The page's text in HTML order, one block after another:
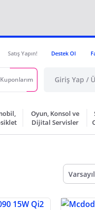
Satış Yapın! Destek Ol
Kuponlarım Giriş Yap /
Oyun, Konsol ve
Dijital Servisler